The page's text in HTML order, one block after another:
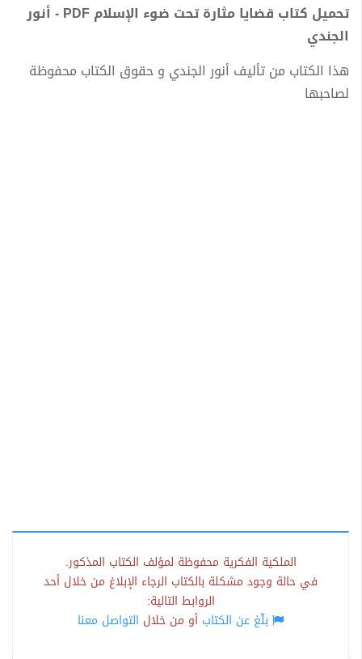
تحميل كتاب قضايا مثارة تحت ضوء الإسلام PDF - أنور
الجندي
هذا الكتاب من تأليف أنور الجندي و حقوق الكتاب محفوظة
لصاحبها
الملكية الفكرية محفوظة لمؤلف الكتاب المذكور.
في حالة وجود مشكلة بالكتاب الرجاء الإبلاغ من خلال أحد
الروابط التالية:
بلّغ عن الكتاب أو من خلال التواصل معنا